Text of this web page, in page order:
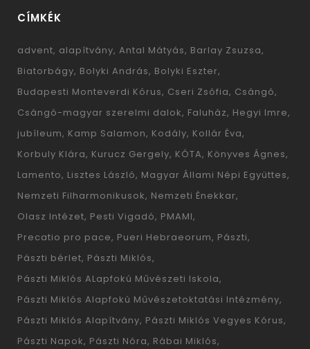
CÍMKÉK
advent alapítvány Antal Mátyás Barlay Zsuzsa
Biatorbágy Bolyki András Bolyki Eszter
Budapesti Monteverdi Kórus Cseri Zsófia Csángó
Csángó-magyar szerelmi dalok Faluház Hegyi Imre
jubíleum Kamp Salamon Kodály Kollár Éva
Korbuly Klára Kurucz Gergely KÓTA Könyves Ágnes
Lamento Lisztes László Magyar Állami Népi Együttes
Nemzeti Filharmonikusok Nemzeti Énekkar
Olasz Intézet Pesti Vigadó PMAMI
Precatio pro pace Pueri Hebraeorum Pászti
Pászti bérlet Pászti Miklós
Pászti Miklós ALapfokú Művészeti Iskola
Pászti Miklós Alapfokú Művészetoktatási Intézmény
Pászti Miklós Alapítvány Pászti Miklós Vegyes Kórus
Pászti Napok Pászti Nóra Rábai Miklós